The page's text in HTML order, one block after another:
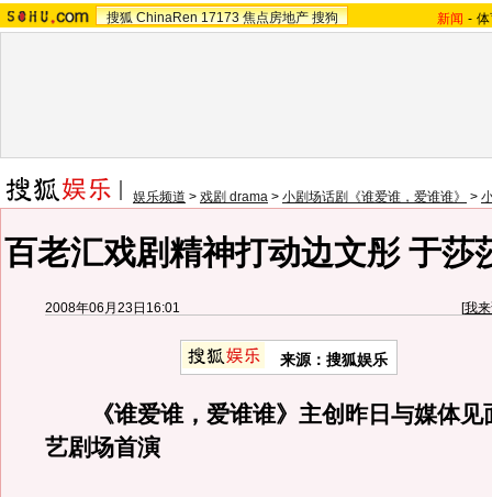
搜狐 ChinaRen 17173 焦点房地产 搜狗 新闻 -
娱乐频道 > 戏剧 drama > 小剧场话剧《谁爱谁，爱谁谁》 >
百老汇戏剧精神打动边文彤 于莎
2008年06月23日16:01 [我
来源：搜狐娱乐
《谁爱谁，爱谁谁》主创昨日与媒体见
艺剧场首演